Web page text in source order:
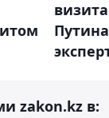
zakon.kz в: